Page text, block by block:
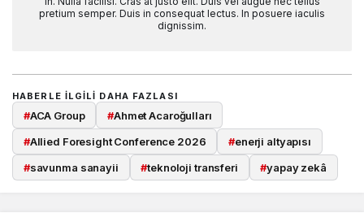
pretium semper. Duis in consequat lectus. In posuere iaculis
dignissim.
HABERLE ILGILI DAHA FAZLASI
#ACA Group #Ahmet Acaroğulları
#Allied Foresight Conference 2026 #enerji altyapısı
#savunma sanayii #teknoloji transferi #yapay zekâ